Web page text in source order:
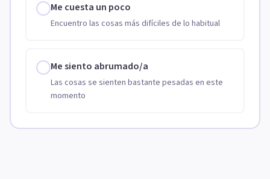
Me cuesta un poco
Encuentro las cosas más difíciles de lo habitual
Me siento abrumado/a
Las cosas se sienten bastante pesadas en este
momento